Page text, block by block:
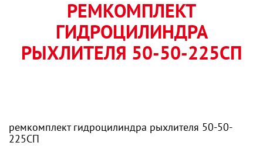
РЕМКОМПЛЕКТ
ГИДРОЦИЛИНДРА
РЫХЛИТЕЛЯ 50-50-225СП
ремкомплект гидроцилиндра рыхлителя 50-50-
225СП